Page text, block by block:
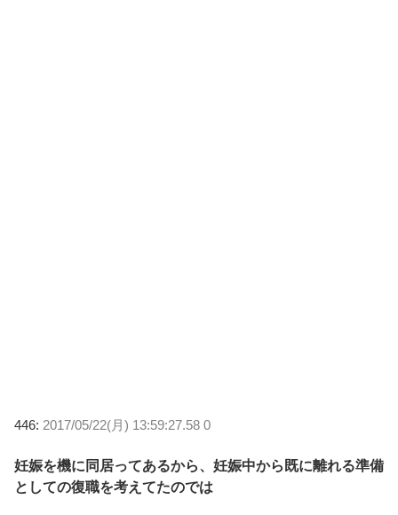
446: 2017/05/22(月) 13:59:27.58 0
妊娠を機に同居ってあるから、妊娠中から既に離れる準備
としての復職を考えてたのでは